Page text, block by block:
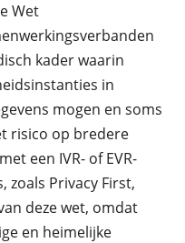
Wet
kader waarin
in
mogen en soms
risico op bredere
een IVR- of EVR-
zoals Privacy First,
deze wet, omdat
en heimelijke